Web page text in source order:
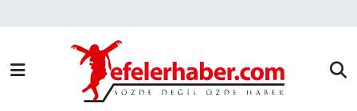
Nöbetçi Eczaneler
Hava Durumu